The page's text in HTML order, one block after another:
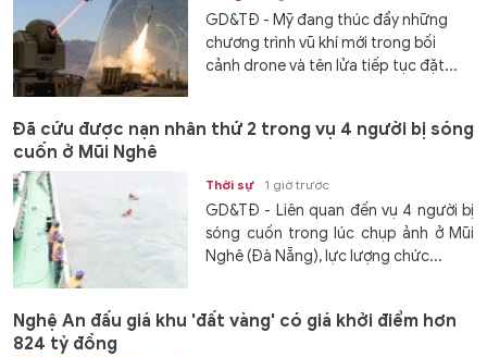
GD&TĐ - Mỹ đang thúc đẩy những
chương trình vũ khí mới trong bối
cảnh drone và tên lửa tiếp tục đặt...
Đã cứu được nạn nhân thứ 2 trong vụ 4 người bị sóng
cuốn ở Mũi Nghê
Thời sự 1 giờ trước
GD&TĐ - Liên quan đến vụ 4 người bị
sóng cuốn trong lúc chụp ảnh ở Mũi
Nghê (Đà Nẵng), lực lượng chức...
Nghệ An đấu giá khu 'đất vàng' có giá khởi điểm hơn
824 tỷ đồng